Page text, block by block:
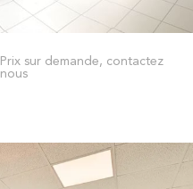
Prix sur demande, contactez
nous